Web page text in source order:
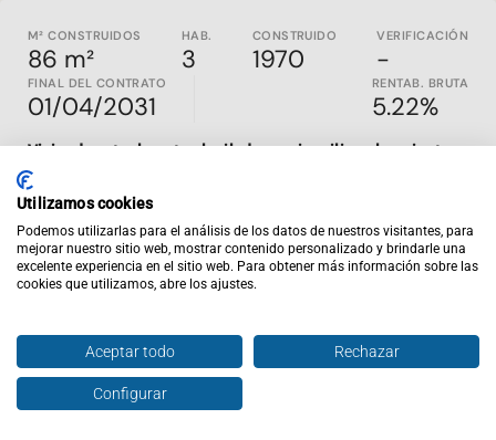
M² CONSTRUIDOS
86 m²
HAB.
3
CONSTRUIDO
1970
VERIFICACIÓN
-
FINAL DEL CONTRATO
01/04/2031
RENTAB. BRUTA
5.22%
Vivienda actualmente alquilada, con inquilino al corriente
de pago y contrato vigente hasta el 2031, una combinación
que proporciona ingresos desde el primer día y estabilidad a
Construida en1970y en buen estado de conservación, la
propiedad se encuentra en una tercera planta de un edificio
ascensor renovado . Dispone de
baño, una configuración especialmente funcional para el
alquiler familiar.
La vivienda incorpora además
Enviar oferta
Utilizamos cookies
Podemos utilizarlas para el análisis de los datos de nuestros visitantes, para
mejorar nuestro sitio web, mostrar contenido personalizado y brindarle una
excelente experiencia en el sitio web. Para obtener más información sobre las
cookies que utilizamos, abre los ajustes.
Aceptar todo Rechazar
Configurar